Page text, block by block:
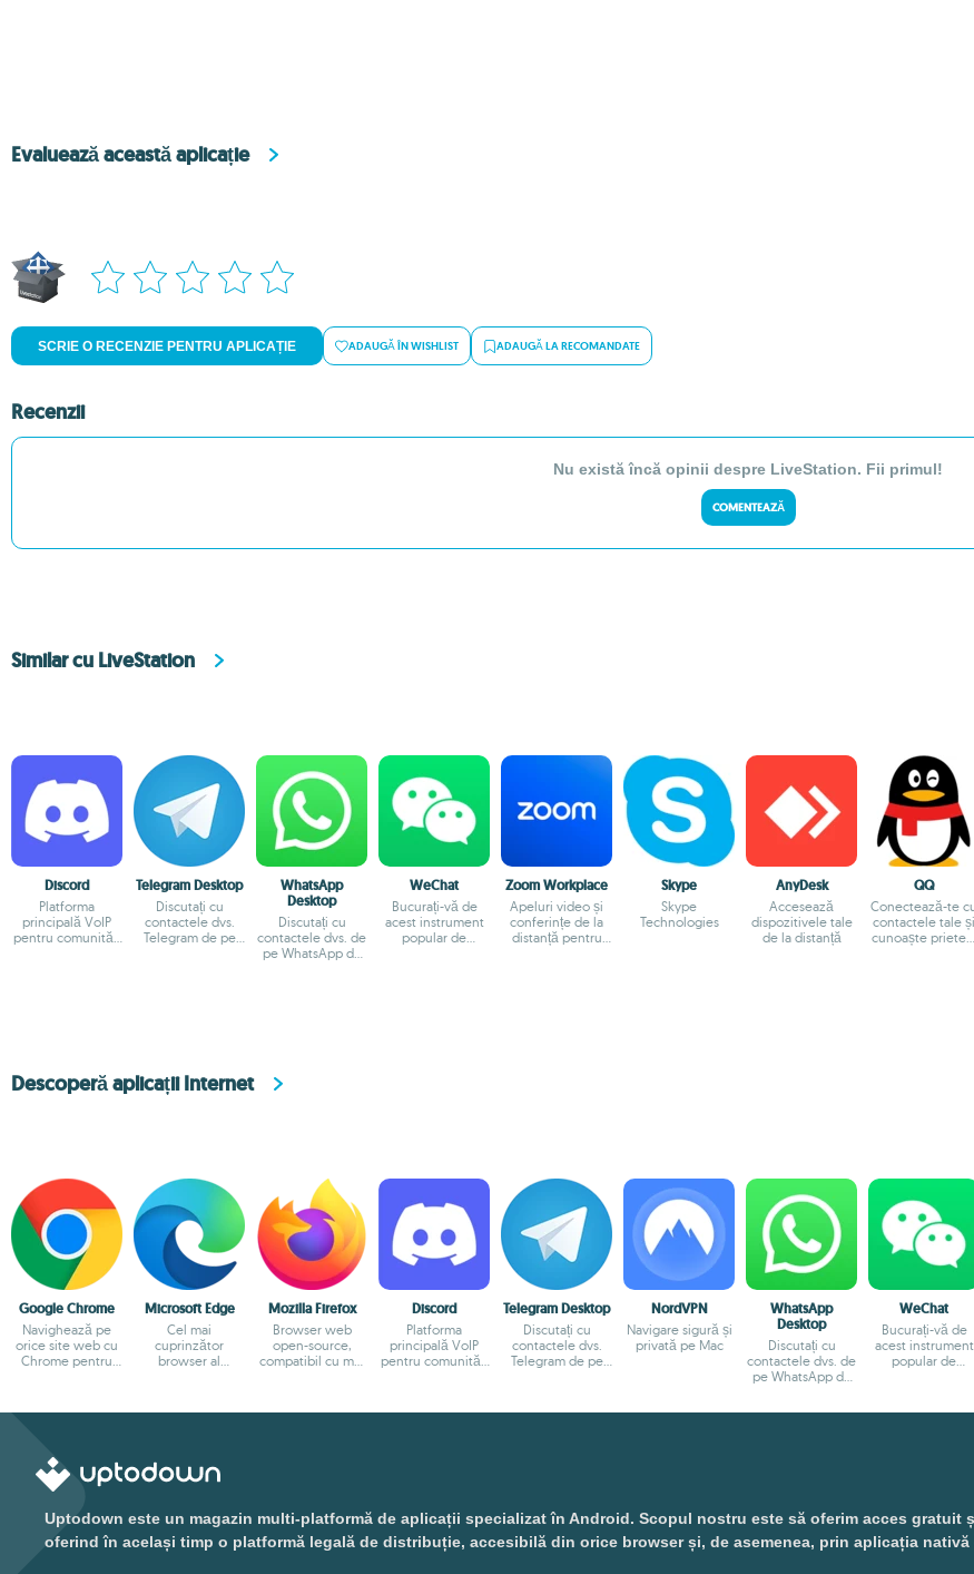
Evaluează această aplicație
SCRIE O RECENZIE PENTRU APLICAȚIE ADAUGĂ ÎN WISHLIST ADAUGĂ LA RECOMANDATE
Recenzii
Nu există încă opinii despre LiveStation. Fii primul!
COMENTEAZĂ
Similar cu LiveStation
Discord
Platforma
principală VoIP
pentru comunități
Telegram Desktop
Discutați cu
contactele dvs.
Telegram de pe
WhatsApp
Desktop
Discutați cu
contactele dvs. de
pe WhatsApp de
WeChat
Bucurați-vă de
acest instrument
popular de
Zoom Workplace
Apeluri video și
conferințe de la
distanță pentru
Skype
Skype
Technologies
AnyDesk
Accesează
dispozitivele tale
de la distanță
QQ
Conectează-te
contactele tale și
cunoaște prieteni
Descoperă aplicații Internet
Google Chrome
Navighează pe
orice site web cu
Chrome pentru
Microsoft Edge
Cel mai
cuprinzător
browser al
Mozilla Firefox
Browser web
open-source,
compatibil cu mai
Discord
Platforma
principală VoIP
pentru comunități
Telegram Desktop
Discutați cu
contactele dvs.
Telegram de pe
NordVPN
Navigare sigură și
privată pe Mac
WhatsApp
Desktop
Discutați cu
contactele dvs. de
pe WhatsApp de
WeChat
Bucurați-vă de
acest instrument
popular de
Uptodown este un magazin multi-platformă de aplicații specializat în Android. Scopul nostru este să oferim acces
oferind în același timp o platformă legală de distribuție, accesibilă din orice browser și, de asemenea, prin aplicația nativă